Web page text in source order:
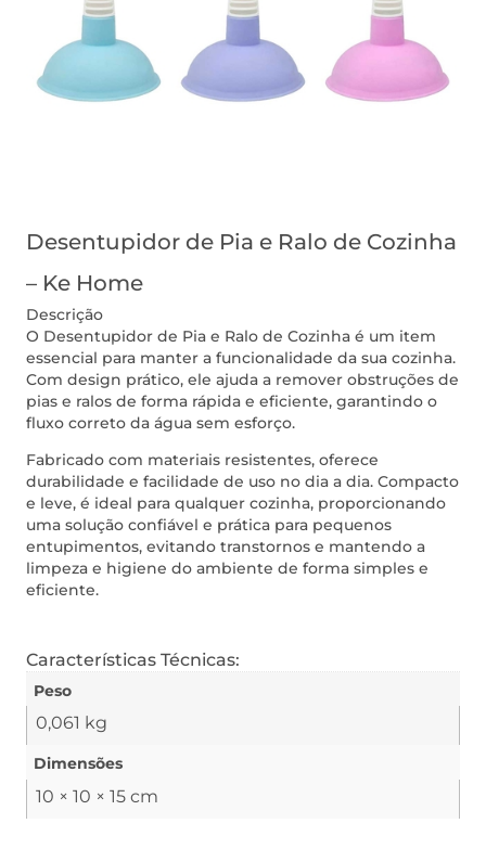
Desentupidor de Pia e Ralo de Cozinha
– Ke Home
Descrição
O Desentupidor de Pia e Ralo de Cozinha é um item
essencial para manter a funcionalidade da sua cozinha.
Com design prático, ele ajuda a remover obstruções de
pias e ralos de forma rápida e eficiente, garantindo o
fluxo correto da água sem esforço.
Fabricado com materiais resistentes, oferece
durabilidade e facilidade de uso no dia a dia. Compacto
e leve, é ideal para qualquer cozinha, proporcionando
uma solução confiável e prática para pequenos
entupimentos, evitando transtornos e mantendo a
limpeza e higiene do ambiente de forma simples e
eficiente.
Características Técnicas:
Peso
0,061 kg
Dimensões
10 × 10 × 15 cm